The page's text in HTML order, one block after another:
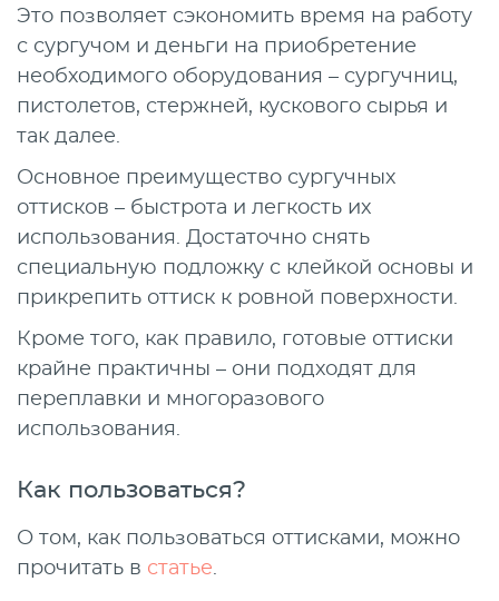
Это позволяет сэкономить время на работу
с сургучом и деньги на приобретение
необходимого оборудования – сургучниц,
пистолетов, стержней, кускового сырья и
так далее.
Основное преимущество сургучных
оттисков – быстрота и легкость их
использования. Достаточно снять
специальную подложку с клейкой основы и
прикрепить оттиск к ровной поверхности.
Кроме того, как правило, готовые оттиски
крайне практичны – они подходят для
переплавки и многоразового
использования.
Как пользоваться?
О том, как пользоваться оттисками, можно
прочитать в статье.